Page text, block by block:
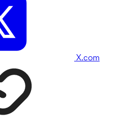
X.com